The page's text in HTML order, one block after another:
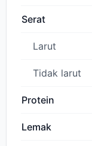
Serat
Larut
Tidak larut
Protein
Lemak